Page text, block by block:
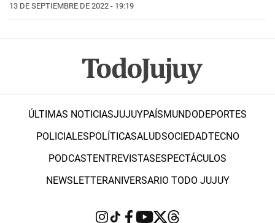
13 DE SEPTIEMBRE DE 2022 - 19:19
ÚLTIMAS NOTICIASJUJUYPAÍSMUNDODEPORTES
POLICIALESPOLÍTICASALUDSOCIEDADTECNO
PODCASTENTREVISTASESPECTÁCULOS
NEWSLETTERANIVERSARIO TODO JUJUY